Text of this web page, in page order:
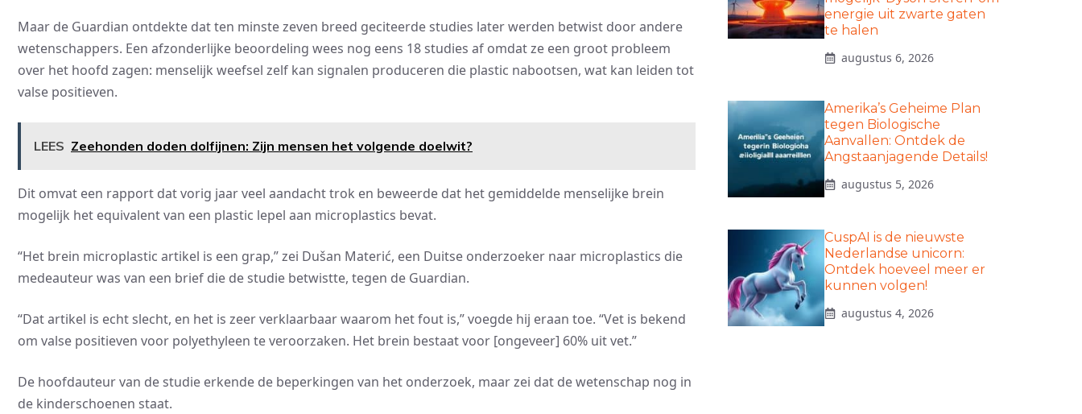
Maar de Guardian ontdekte dat ten minste zeven breed geciteerde studies later werden betwist door andere
wetenschappers. Een afzonderlijke beoordeling wees nog eens 18 studies af omdat ze een groot probleem
over het hoofd zagen: menselijk weefsel zelf kan signalen produceren die plastic nabootsen, wat kan leiden tot
valse positieven.
LEES Zeehonden doden dolfijnen: Zijn mensen het volgende doelwit?
Dit omvat een rapport dat vorig jaar veel aandacht trok en beweerde dat het gemiddelde menselijke brein
mogelijk het equivalent van een plastic lepel aan microplastics bevat.
“Het brein microplastic artikel is een grap,” zei Dušan Materić, een Duitse onderzoeker naar microplastics die
medeauteur was van een brief die de studie betwistte, tegen de Guardian.
“Dat artikel is echt slecht, en het is zeer verklaarbaar waarom het fout is,” voegde hij eraan toe. “Vet is bekend
om valse positieven voor polyethyleen te veroorzaken. Het brein bestaat voor [ongeveer] 60% uit vet.”
De hoofdauteur van de studie erkende de beperkingen van het onderzoek, maar zei dat de wetenschap nog in
de kinderschoenen staat.
energie uit zwarte gaten
te halen
augustus 6, 2026
Amerika’s Geheime Plan
tegen Biologische
Aanvallen: Ontdek de
Angstaanjagende Details!
augustus 5, 2026
CuspAI is de nieuwste
Nederlandse unicorn:
Ontdek hoeveel meer er
kunnen volgen!
augustus 4, 2026